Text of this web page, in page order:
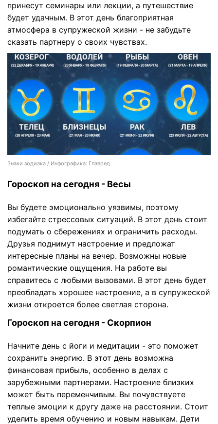
принесут семинары или лекции, а путешествие
будет удачным. В этот день благоприятная
атмосфера в супружеской жизни - не забудьте
сказать партнеру о своих чувствах.
Знаки зодиака / Инфографика: Главред
Гороскоп на сегодня - Весы
Вы будете эмоционально уязвимы, поэтому
избегайте стрессовых ситуаций. В этот день стоит
подумать о сбережениях и ограничить расходы.
Друзья поднимут настроение и предложат
интересные планы на вечер. Возможны новые
романтические ощущения. На работе вы
справитесь с любыми вызовами. В этот день будет
преобладать хорошее настроение, а в супружеской
жизни откроется более светлая сторона.
Гороскоп на сегодня - Скорпион
Начните день с йоги и медитации - это поможет
сохранить энергию. В этот день возможна
финансовая прибыль, особенно в делах с
зарубежными партнерами. Настроение близких
может быть переменчивым. Вы почувствуете
теплые эмоции к другу даже на расстоянии. Стоит
уделить время обучению и новым навыкам. Дети